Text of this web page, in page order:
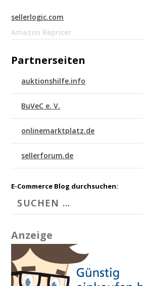
sellerlogic.com
Amazon Repricer
Partnerseiten
auktionshilfe.info
BuVeC e. V.
onlinemarktplatz.de
sellerforum.de
E-Commerce Blog durchsuchen:
Anzeige